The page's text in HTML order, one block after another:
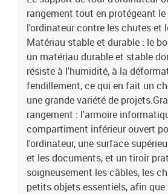
rangement tout en protégeant
l'ordinateur contre les chutes et
Matériau stable et durable : le
un matériau durable et stable
résiste à l'humidité, à la
fendillement, ce qui en fait un
une grande variété de
rangement : l'armoire
compartiment inférieur ouvert
l'ordinateur, une surface
et les documents, et un tiroir
soigneusement les câbles, les
petits objets essentiels, afin que